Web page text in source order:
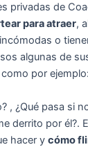
privadas de
para atraer,
o
algunas de
por ejemplo:
, ¿Qué pasa si
derrito por él?.
hacer ycómo